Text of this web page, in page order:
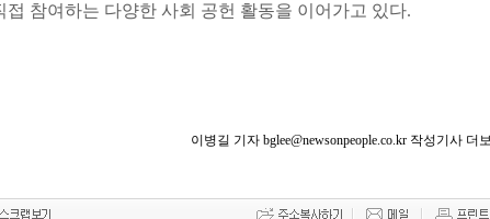
접 참여하는 다양한 사회 공헌 활동을 이어가고 있다.
이병길 기자 bglee@newsonpeople.co.kr 작성기사 더